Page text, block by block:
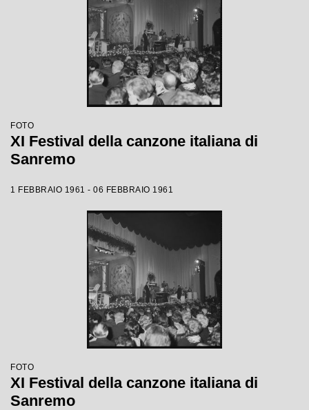
FOTO
XI Festival della canzone italiana di
Sanremo
1 FEBBRAIO 1961 - 06 FEBBRAIO 1961
FOTO
XI Festival della canzone italiana di
Sanremo